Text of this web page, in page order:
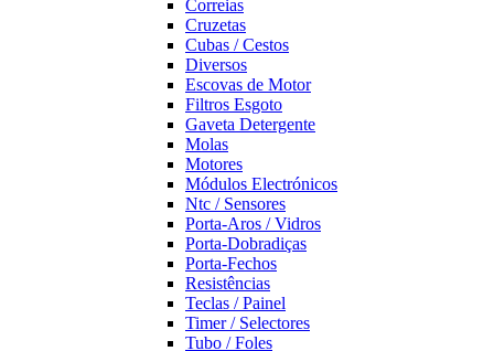
Correias
Cruzetas
Cubas / Cestos
Diversos
Escovas de Motor
Filtros Esgoto
Gaveta Detergente
Molas
Motores
Módulos Electrónicos
Ntc / Sensores
Porta-Aros / Vidros
Porta-Dobradiças
Porta-Fechos
Resistências
Teclas / Painel
Timer / Selectores
Tubo / Foles